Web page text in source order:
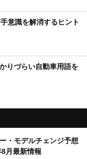
意識を解消するヒント
りづらい自動車用語を
・モデルチェンジ予想
月最新情報